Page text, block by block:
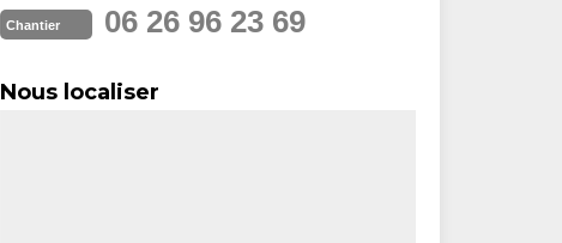
Chantier 06 26 96 23 69
Nous localiser